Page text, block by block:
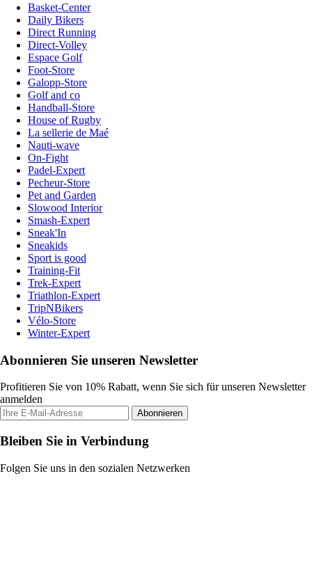
Basket-Center
Daily Bikers
Direct Running
Direct-Volley
Espace Golf
Foot-Store
Galopp-Store
Golf and co
Handball-Store
House of Rugby
La sellerie de Maé
Nauti-wave
On-Fight
Padel-Expert
Pecheur-Store
Pet and Garden
Slowood Interior
Smash-Expert
Sneak'In
Sneakids
Sport is good
Training-Fit
Trek-Expert
Triathlon-Expert
TripNBikers
Vélo-Store
Winter-Expert
Abonnieren Sie unseren Newsletter
Profitieren Sie von 10% Rabatt, wenn Sie sich für unseren Newsletter
anmelden
Abonnieren
Bleiben Sie in Verbindung
Folgen Sie uns in den sozialen Netzwerken